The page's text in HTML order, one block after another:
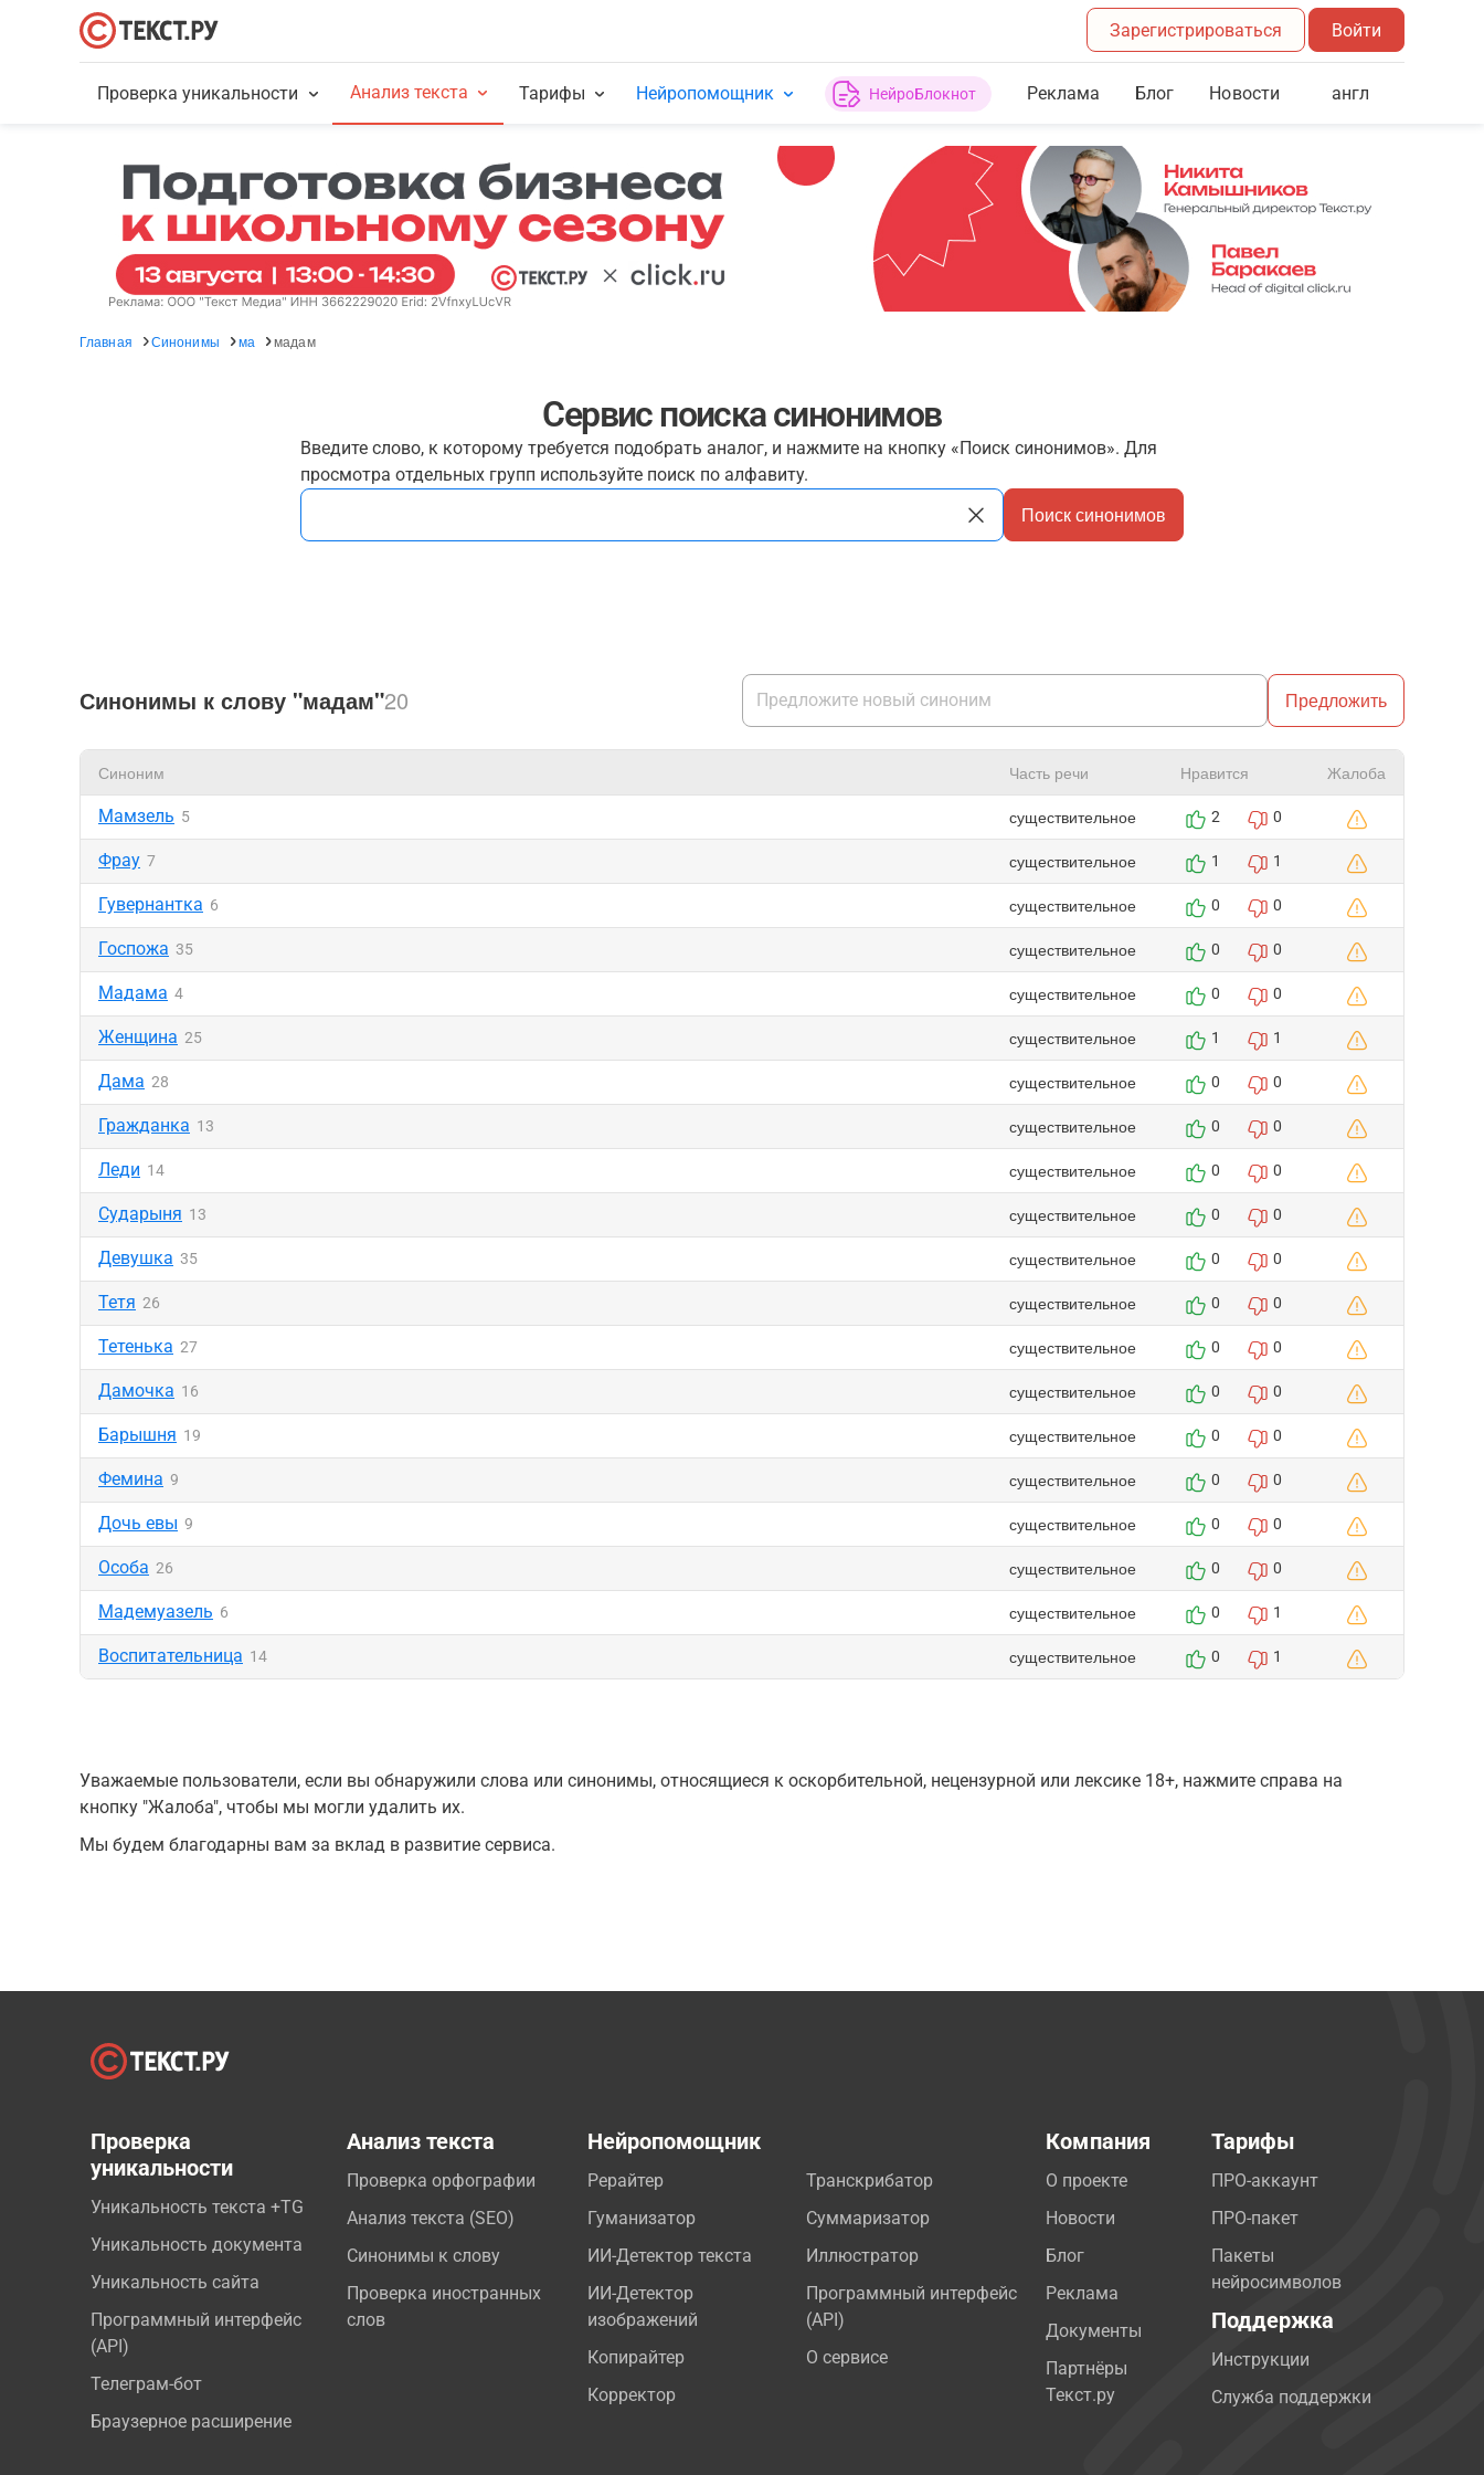
Зарегистрироваться Войти
Проверка уникальности Анализ текста Тарифы Нейропомощник НейроБлокнот Реклама Блог Новости англ
Главная Синонимы ма мадам
Сервис поиска синонимов
Введите слово, к которому требуется подобрать аналог, и нажмите на кнопку «Поиск синонимов». Для
просмотра отдельных групп используйте поиск по алфавиту.
Поиск синонимов
Синонимы к слову "мадам"20 Предложить
Синоним Часть речи Нравится Жалоба
Мамзель 5 существительное 2 0
Фрау 7 существительное 1 1
Гувернантка 6 существительное 0 0
Госпожа 35 существительное 0 0
Мадама 4 существительное 0 0
Женщина 25 существительное 1 1
Дама 28 существительное 0 0
Гражданка 13 существительное 0 0
Леди 14 существительное 0 0
Сударыня 13 существительное 0 0
Девушка 35 существительное 0 0
Тетя 26 существительное 0 0
Тетенька 27 существительное 0 0
Дамочка 16 существительное 0 0
Барышня 19 существительное 0 0
Фемина 9 существительное 0 0
Дочь евы 9 существительное 0 0
Особа 26 существительное 0 0
Мадемуазель 6 существительное 0 1
Воспитательница 14 существительное 0 1
Уважаемые пользователи, если вы обнаружили слова или синонимы, относящиеся к оскорбительной, нецензурной или лексике 18+, нажмите справа на
кнопку "Жалоба", чтобы мы могли удалить их.
Мы будем благодарны вам за вклад в развитие сервиса.
Проверка
уникальности
Уникальность текста +TG
Уникальность документа
Уникальность сайта
Программный интерфейс
(API)
Телеграм-бот
Браузерное расширение
Анализ текста
Проверка орфографии
Анализ текста (SEO)
Синонимы к слову
Проверка иностранных
слов
Нейропомощник
Рерайтер
Гуманизатор
ИИ-Детектор текста
ИИ-Детектор
изображений
Копирайтер
Корректор
Транскрибатор
Суммаризатор
Иллюстратор
Программный интерфейс
(API)
О сервисе
Компания
О проекте
Новости
Блог
Реклама
Документы
Партнёры
Текст.ру
Тарифы
ПРО-аккаунт
ПРО-пакет
Пакеты
нейросимволов
Поддержка
Инструкции
Служба поддержки